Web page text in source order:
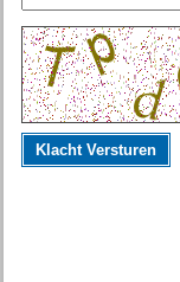
Klacht Versturen